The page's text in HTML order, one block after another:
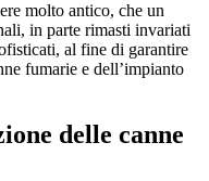
molto antico, che un
in parte rimasti invariati
al fine di garantire
fumarie e dell’impianto
delle canne